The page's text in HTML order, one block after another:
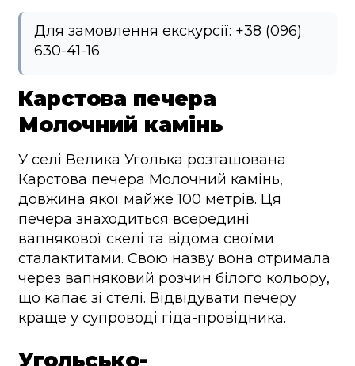
Для замовлення екскурсії: +38 (096)
630-41-16
Карстова печера
Молочний камінь
У селі Велика Уголька розташована
Карстова печера Молочний камінь,
довжина якої майже 100 метрів. Ця
печера знаходиться всередині
вапнякової скелі та відома своїми
сталактитами. Свою назву вона отримала
через вапняковий розчин білого кольору,
що капає зі стелі. Відвідувати печеру
краще у супроводі гіда-провідника.
Угольсько-